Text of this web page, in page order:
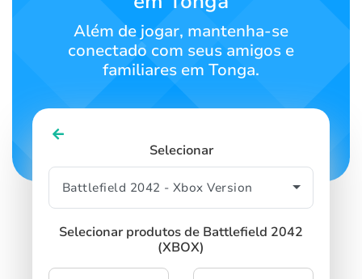
SIGN UP
Além de jogar, mantenha-se
conectado com seus amigos e
familiares em Tonga.
Selecionar
Selecionar produtos de Battlefield 2042
(XBOX)